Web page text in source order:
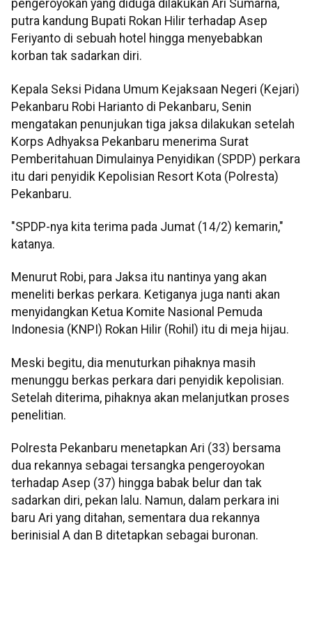
pengeroyokan yang diduga dilakukan Ari Sumarna,
putra kandung Bupati Rokan Hilir terhadap Asep
Feriyanto di sebuah hotel hingga menyebabkan
korban tak sadarkan diri.
Kepala Seksi Pidana Umum Kejaksaan Negeri (Kejari)
Pekanbaru Robi Harianto di Pekanbaru, Senin
mengatakan penunjukan tiga jaksa dilakukan setelah
Korps Adhyaksa Pekanbaru menerima Surat
Pemberitahuan Dimulainya Penyidikan (SPDP) perkara
itu dari penyidik Kepolisian Resort Kota (Polresta)
Pekanbaru.
"SPDP-nya kita terima pada Jumat (14/2) kemarin,"
katanya.
Menurut Robi, para Jaksa itu nantinya yang akan
meneliti berkas perkara. Ketiganya juga nanti akan
menyidangkan Ketua Komite Nasional Pemuda
Indonesia (KNPI) Rokan Hilir (Rohil) itu di meja hijau.
Meski begitu, dia menuturkan pihaknya masih
menunggu berkas perkara dari penyidik kepolisian.
Setelah diterima, pihaknya akan melanjutkan proses
penelitian.
Polresta Pekanbaru menetapkan Ari (33) bersama
dua rekannya sebagai tersangka pengeroyokan
terhadap Asep (37) hingga babak belur dan tak
sadarkan diri, pekan lalu. Namun, dalam perkara ini
baru Ari yang ditahan, sementara dua rekannya
berinisial A dan B ditetapkan sebagai buronan.